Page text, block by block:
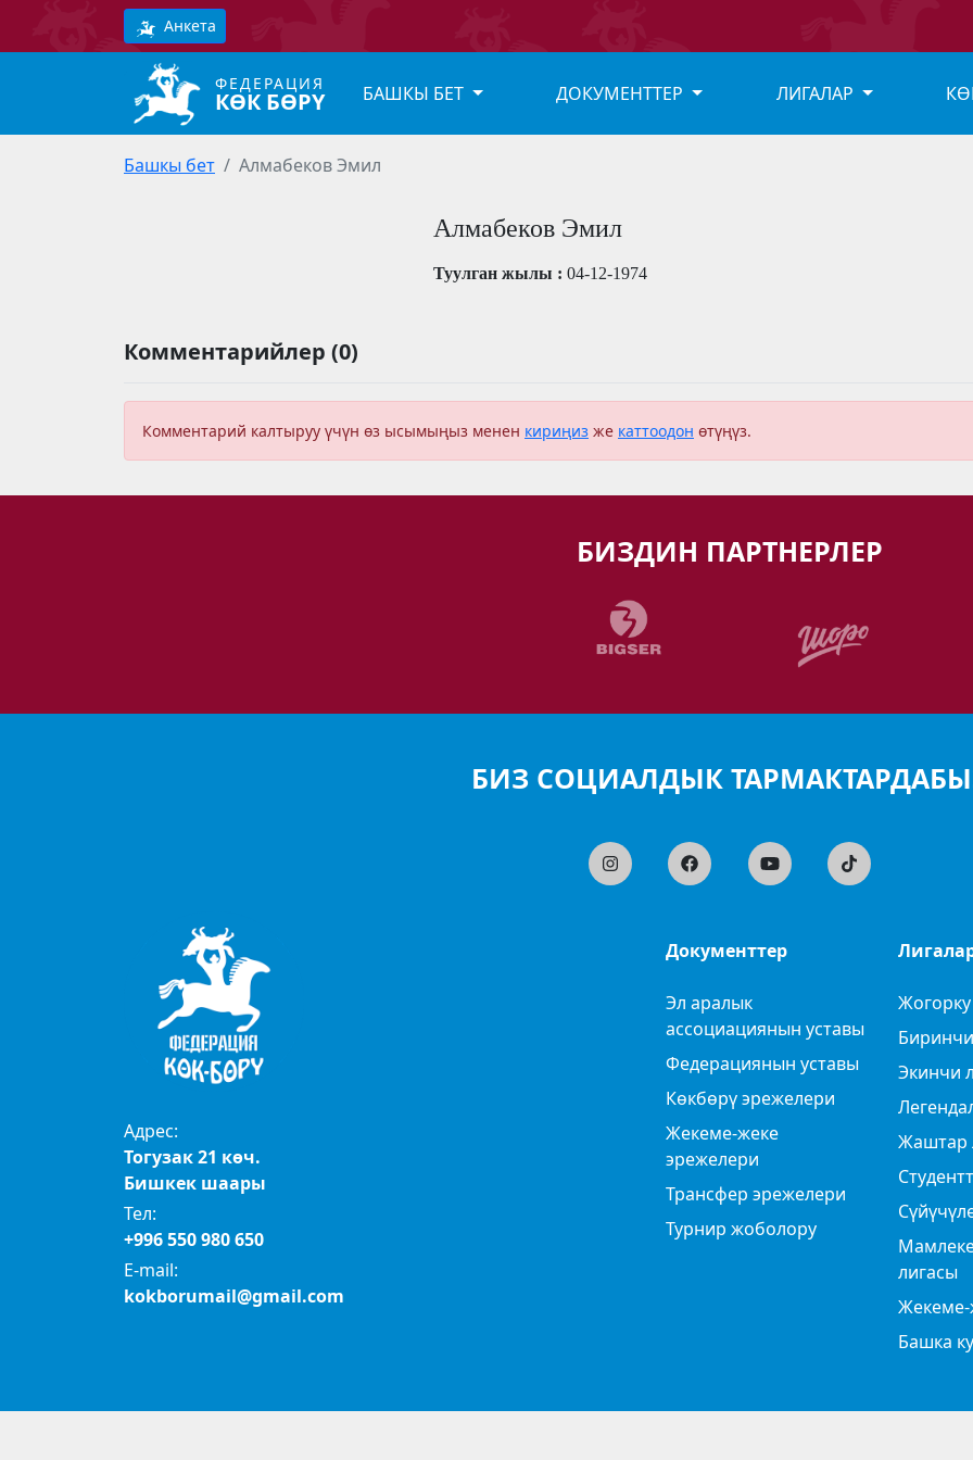
Анкета
ФЕДЕРАЦИЯ
КӨК БӨРҮ БАШКЫ БЕТ ДОКУМЕНТТЕР ЛИГАЛАР
Башкы бет Алмабеков Эмил
Алмабеков Эмил
Туулган жылы : 04-12-1974
Комментарийлер (0)
Комментарий калтыруу үчүн өз ысымыңыз менен кириңиз же каттоодон өтүңүз.
БИЗДИН ПАРТНЕРЛЕР
БИЗ СОЦИАЛДЫК
Адрес:
Тогузак 21 көч.
Бишкек шаары
Тел:
+996 550 980 650
E-mail:
kokborumail@gmail.com
Документтер
Эл аралык
ассоциациянын уставы
Федерациянын уставы
Көкбөрү эрежелери
Жекеме-жеке
эрежелери
Трансфер эрежелери
Турнир жоболору
Жогорку
Экинчи
Жаштар
лигасы
Жекеме-
Башка